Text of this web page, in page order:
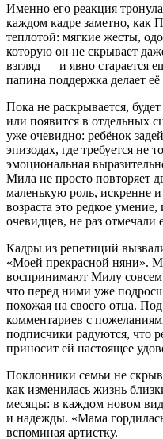
Именно его реакция
каждом кадре заметно, как
теплотой: мягкие жесты,
которую он не скрывает
взгляд — и явно старается
папина поддержка делает
Пока не раскрывается,
или появится в отдельных
уже очевидно: ребёнок
эпизодах, где требуется не
эмоциональная
Мила не просто повторяет
маленькую роль, искренне
возраста это редкое
очевидцев, не раз отмечали
Кадры из репетиций
«Моей прекрасной няни».
воспринимают Милу
что перед ними уже
похожая на своего отца.
комментариев с
подписчики радуются, что
приносит ей настоящее
Поклонники семьи не
как изменилась жизнь
месяцы: в каждом новом
и надежды. «Мама
вспоминая артистку.